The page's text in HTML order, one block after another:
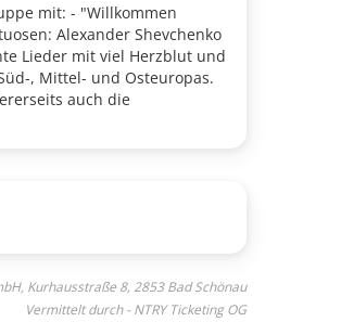
mit: - "Willkommen
Alexander Shevchenko
Lieder mit viel Herzblut und
, Mittel- und Osteuropas.
auch die
Kurhausstraße 8, 2853 Bad Schönau
Vermittelt durch - NTRY Ticketing OG